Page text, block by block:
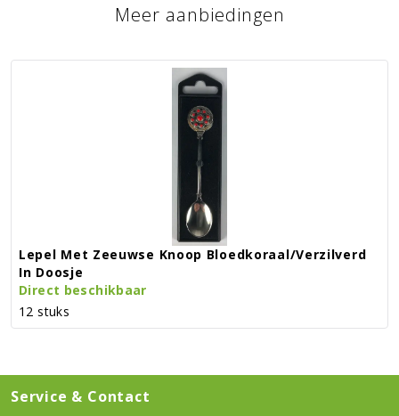
Meer aanbiedingen
Lepel Met Zeeuwse Knoop Bloedkoraal/verzilverd
In Doosje
Direct beschikbaar
12 stuks
Service & Contact